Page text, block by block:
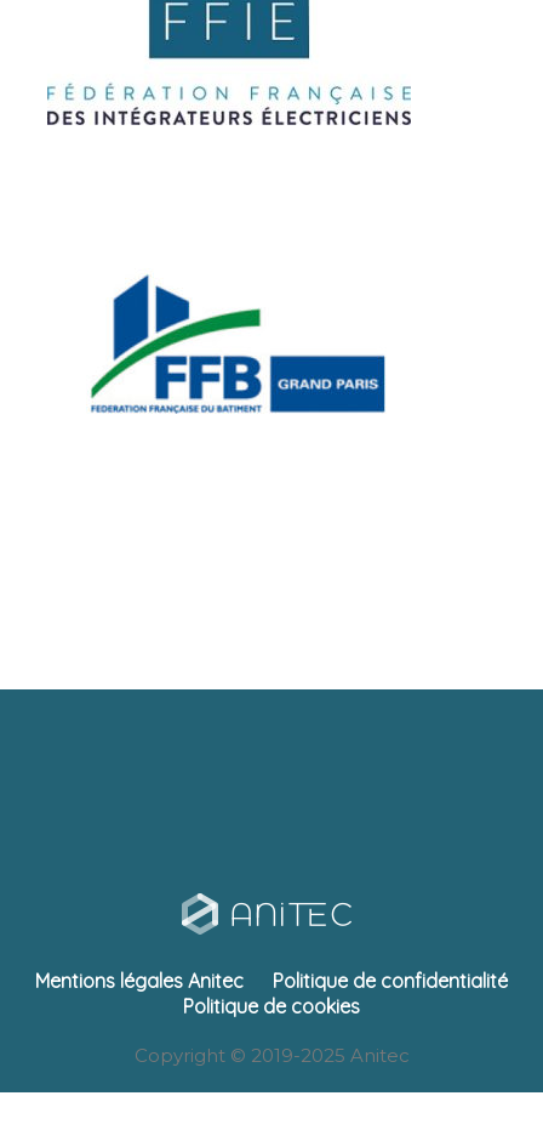
Mentions légales Anitec
Politique de confidentialité
Politique de cookies
Copyright © 2019-2025 Anitec